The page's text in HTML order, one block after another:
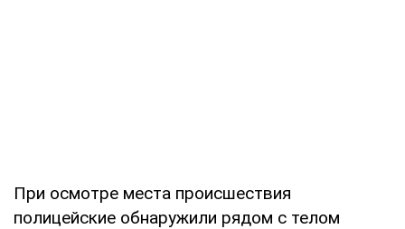
При осмотре места происшествия
полицейские обнаружили рядом с телом